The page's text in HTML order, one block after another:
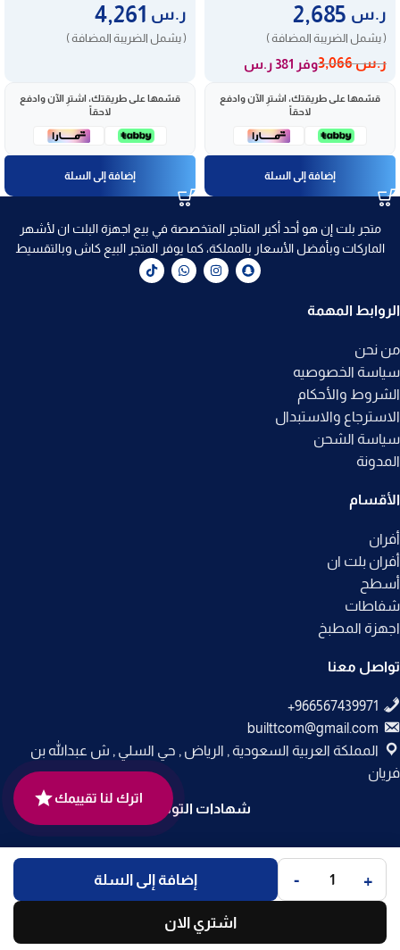
ر.س
( يشمل الضريبة المضافة )
ر.س3,066 وفر 381 ر.س
قسّمها على طريقتك، اشترِ الآن وادفع
لاحقاً
إضافة إلى السلة
ر.س
( يشمل الضريبة المضافة )
قسّمها على طريقتك، اشترِ الآن وادفع
لاحقاً
إضافة إلى السلة
متجر بلت إن هو أحد أكبر المتاجر المتخصصة في بيع اجهزة البلت ان لأشهر
الماركات وبأفضل الأسعار بالمملكة، كما يوفر المتجر البيع كاش وبالتقسيط
الروابط المهمة
من نحن
سياسة الخصوصيه
الشروط والأحكام
الاسترجاع والاستبدال
سياسة الشحن
المدونة
الأقسام
أفران
أفران بلت ان
أسطح
شفاطات
اجهزة المطبخ
تواصل معنا
builttcom@gmail.com
المملكة العربية السعودية , الرياض , حي السلي , ش عبدالله بن
فريان
شهادات التوثيق
جميع الحقوق محفوظة لـمتجر بلت إن© 2025.
تم التطوير بواسطةCode Times
. +
- إضافة إلى السلة
اشتري الان
اترك لنا تقييمك